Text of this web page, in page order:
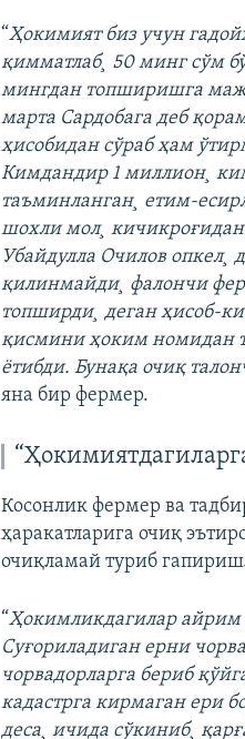
“Ҳокимият биз учун
қимматлаб¸ 50 минг сўм
мингдан топширишга
марта Сардобага деб
ҳисобидан сўраб ҳам
Кимдандир 1 миллион¸
таъминланган¸ етим-
шохли мол¸
Убайдулла Очилов
қилинмайди¸ фалончи
топширди¸ деган ҳисоб-
қисмини ҳоким номидан
ëтибди. Бунақа очиқ
яна бир фермер.
Косонлик фермер ва
ҳаракатларига очиқ
очиқламай туриб
“Ҳокимликдагилар айрим
Суғориладиган ерни
чорвадорларга бериб
кадастрга кирмаган ери
деса¸ ичида сўкиниб¸